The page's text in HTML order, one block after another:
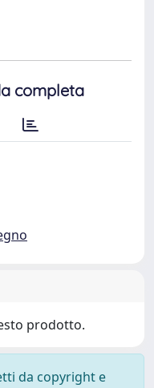
completa
prodotto.
da copyright e